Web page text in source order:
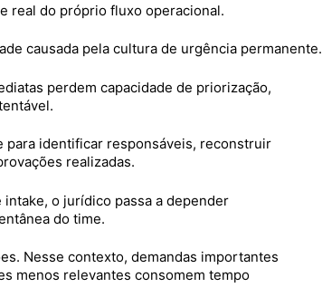
real do próprio fluxo operacional.
causada pela cultura de urgência permanente.
perdem capacidade de priorização,
para identificar responsáveis, reconstruir
realizadas.
o jurídico passa a depender
do time.
Nesse contexto, demandas importantes
menos relevantes consomem tempo